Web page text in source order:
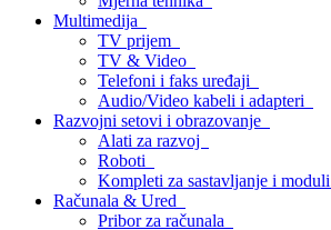
Multimedija
TV prijem
TV & Video
Telefoni i faks uređaji
Audio/Video kabeli i adapteri
Razvojni setovi i obrazovanje
Alati za razvoj
Roboti
Kompleti za sastavljanje i moduli
Računala & Ured
Pribor za računala